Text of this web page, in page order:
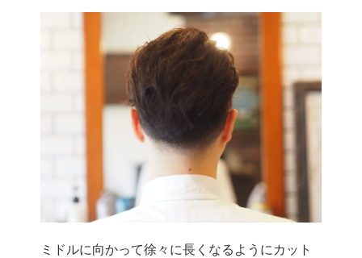
ミドルに向かって徐々に長くなるようにカット